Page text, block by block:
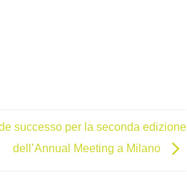
successo per la seconda edizione
dell’Annual Meeting a Milano